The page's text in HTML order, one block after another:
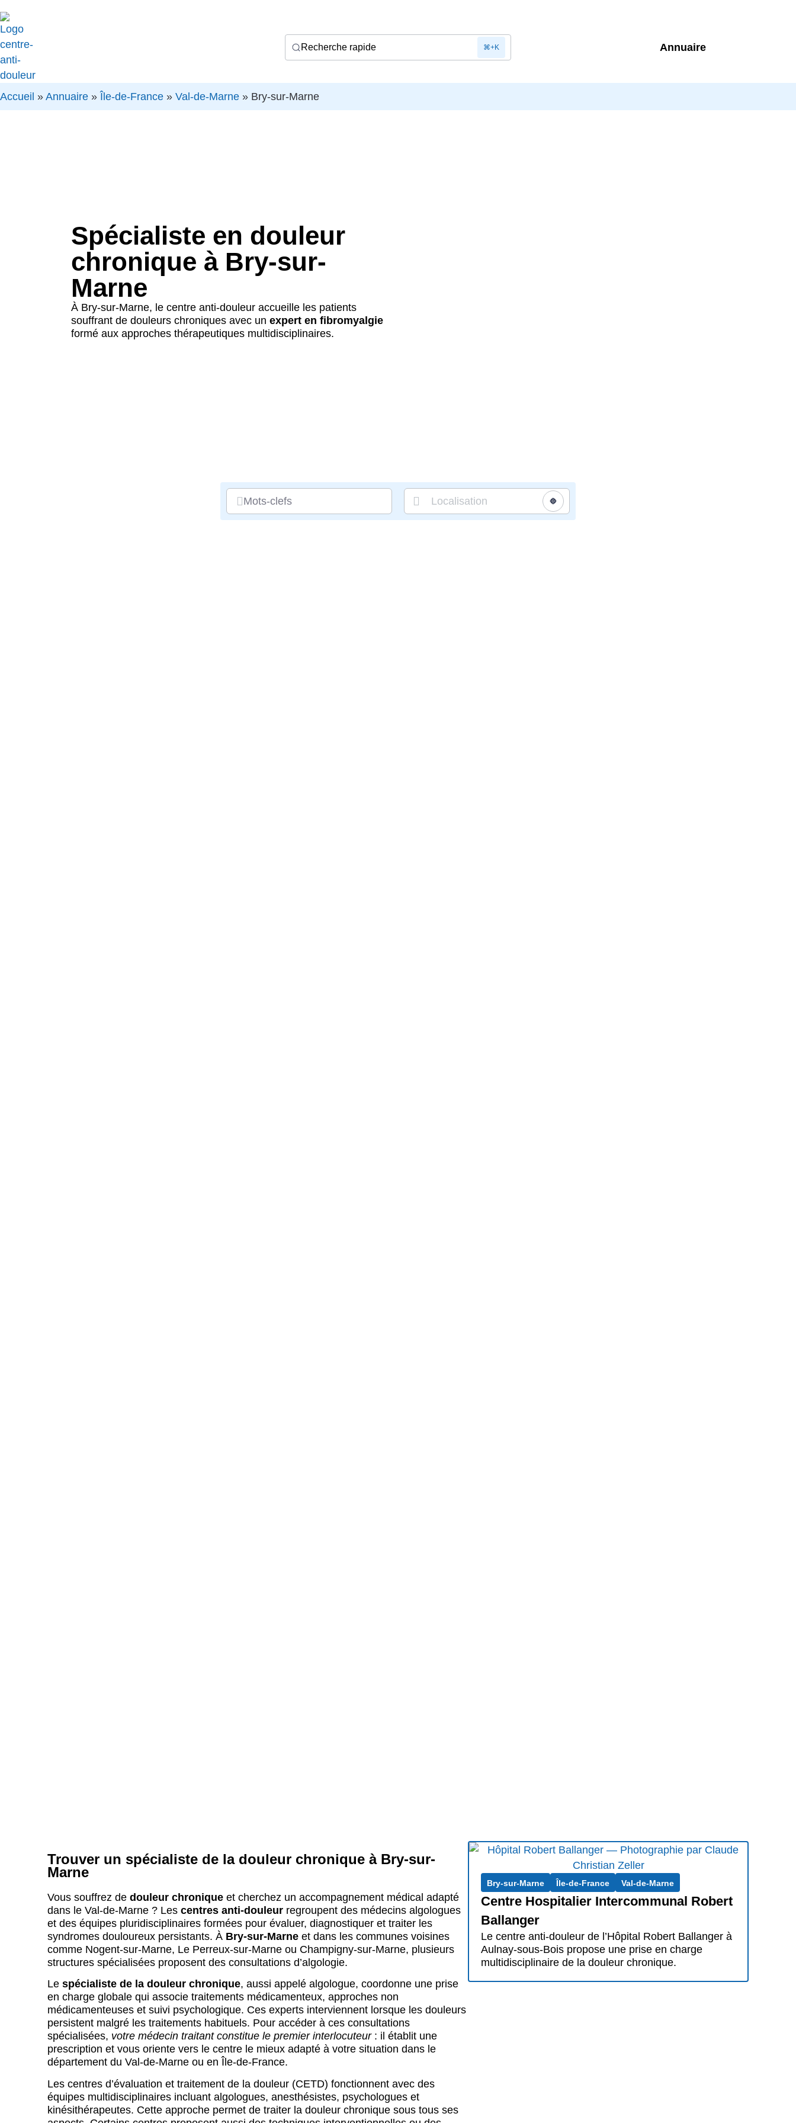
Recherche rapide ⌘+K Annuaire
Accueil » Annuaire » Île-de-France » Val-de-Marne » Bry-sur-Marne
Spécialiste en douleur
chronique à Bry-sur-
Marne
À Bry-sur-Marne, le centre anti-douleur accueille les patients
souffrant de douleurs chroniques avec un expert en fibromyalgie
formé aux approches thérapeutiques multidisciplinaires.
Mots-clefs
Trouver un spécialiste de la douleur chronique à Bry-sur-
Marne
Vous souffrez de douleur chronique et cherchez un accompagnement médical adapté
dans le Val-de-Marne ? Les centres anti-douleur regroupent des médecins algologues
et des équipes pluridisciplinaires formées pour évaluer, diagnostiquer et traiter les
syndromes douloureux persistants. À Bry-sur-Marne et dans les communes voisines
comme Nogent-sur-Marne, Le Perreux-sur-Marne ou Champigny-sur-Marne, plusieurs
structures spécialisées proposent des consultations d’algologie.
Le spécialiste de la douleur chronique, aussi appelé algologue, coordonne une prise
en charge globale qui associe traitements médicamenteux, approches non
médicamenteuses et suivi psychologique. Ces experts interviennent lorsque les douleurs
persistent malgré les traitements habituels. Pour accéder à ces consultations
spécialisées, votre médecin traitant constitue le premier interlocuteur: il établit une
prescription et vous oriente vers le centre le mieux adapté à votre situation dans le
département du Val-de-Marne ou en Île-de-France.
Les centres d’évaluation et traitement de la douleur (CETD) fonctionnent avec des
équipes multidisciplinaires incluant algologues, anesthésistes, psychologues et
kinésithérapeutes. Cette approche permet de traiter la douleur chronique sous tous ses
Bry-sur-Marne Île-de-France Val-de-Marne
Centre Hospitalier Intercommunal Robert
Ballanger
Le centre anti-douleur de l’Hôpital Robert Ballanger à
Aulnay-sous-Bois propose une prise en charge
multidisciplinaire de la douleur chronique.